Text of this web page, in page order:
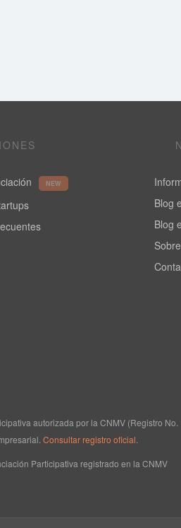
NEW
Blog
Blog
autorizada por la CNMV (Registro No.
Consultar registro oficial
Participativa registrado en la CNMV